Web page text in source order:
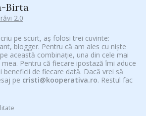
Birta
2.0
pe scurt, aș folosi trei cuvinte:
blogger. Pentru că am ales cu niște
această combinație, una din cele mai
Pentru că fiecare ipostază îmi aduce
beneficii de fiecare dată. Dacă vrei să
pe cristi@kooperativa.ro. Restul fac